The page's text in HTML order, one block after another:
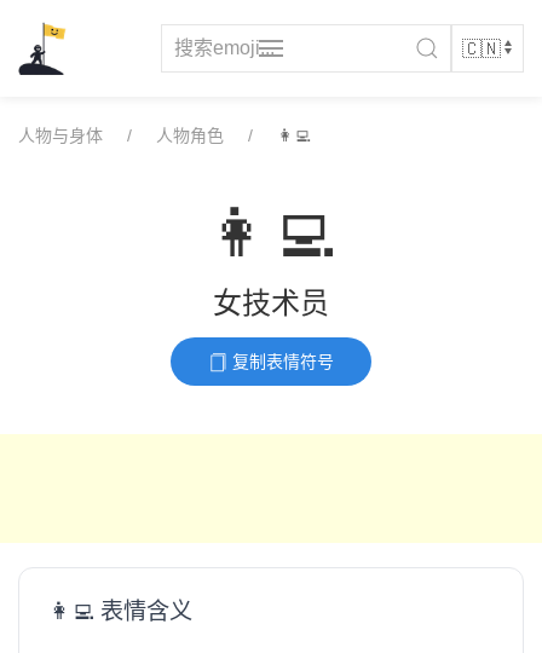
content
人物与身体 人物角色 👩‍💻
👩‍💻
女技术员
复制表情符号
👩‍💻 表情含义